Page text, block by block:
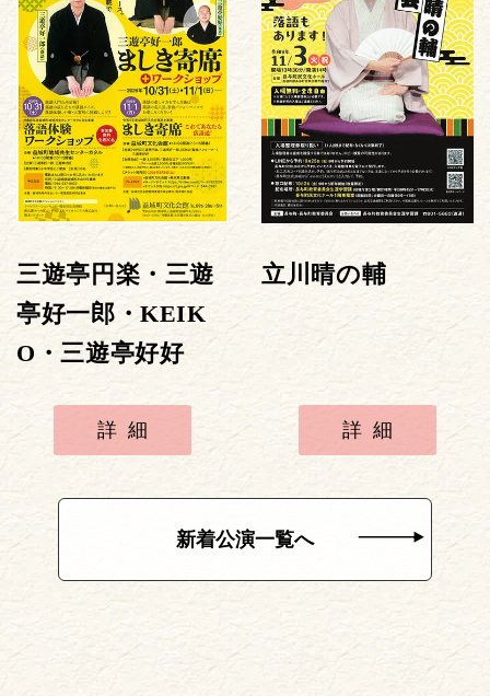
三遊亭円楽・三遊
亭好一郎・KEIK
O・三遊亭好好
詳細
立川晴の輔
詳細
新着公演一覧へ